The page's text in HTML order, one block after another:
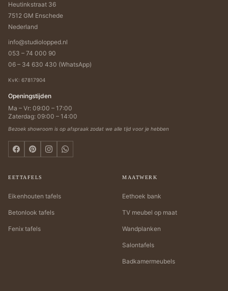
Heutinkstraat 36
7512 GM Enschede
Nederland
info@studiolopped.nl
053 – 74 000 90
06 – 34 630 430 (WhatsApp)
KvK: 67817904
Openingstijden
Ma – Vr: 09:00 – 17:00
Zaterdag: 09:00 – 14:00
Bezoek showroom is op afspraak zodat we alle tijd voor je hebben
EETTAFELS
Eikenhouten tafels
Betonlook tafels
Fenix tafels
MAATWERK
Eethoek bank
TV meubel op maat
Wandplanken
Salontafels
Badkamermeubels